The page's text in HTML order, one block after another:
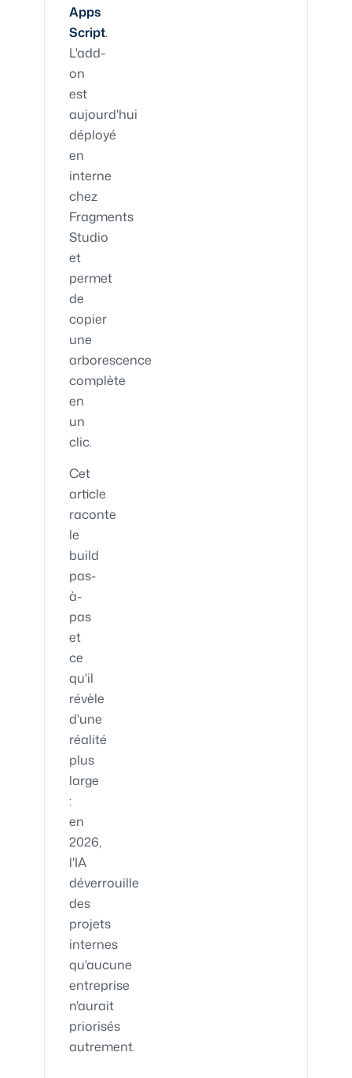
Apps
Script.
L'add-
on
est
aujourd'hui
déployé
en
interne
chez
Fragments
Studio
et
permet
de
copier
une
arborescence
complète
en
un
clic.
Cet
article
raconte
le
build
pas-
à-
pas
et
ce
qu'il
révèle
d'une
réalité
plus
large
:
en
2026,
l'IA
déverrouille
des
projets
internes
qu'aucune
entreprise
n'aurait
priorisés
autrement.